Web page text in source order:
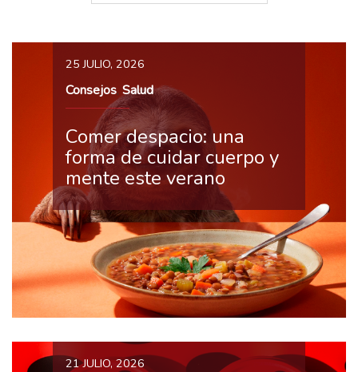
25 JULIO, 2026
Consejos, Salud
Comer despacio: una
forma de cuidar cuerpo y
mente este verano
21 JULIO, 2026